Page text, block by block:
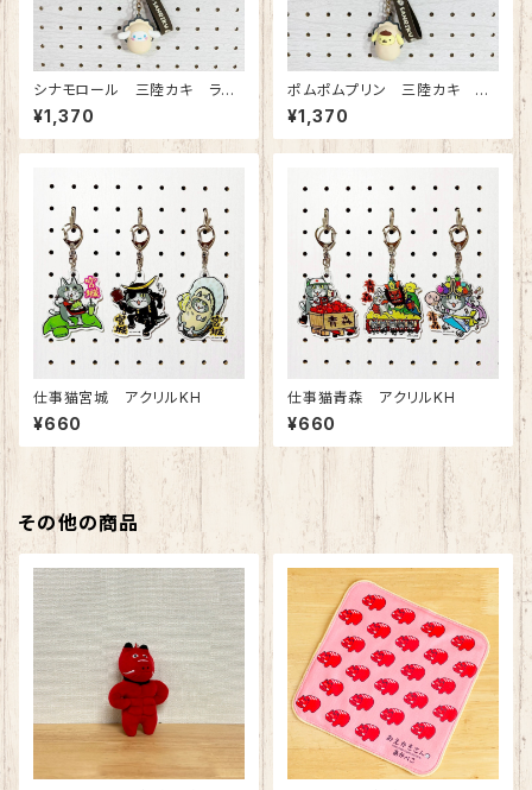
シナモロール 三陸カキ ラバ
ーKH
¥1,370
ポムポムプリン 三陸カキ ラ
バーKH
¥1,370
仕事猫宮城 アクリルKH
¥660
仕事猫青森 アクリルKH
¥660
その他の商品